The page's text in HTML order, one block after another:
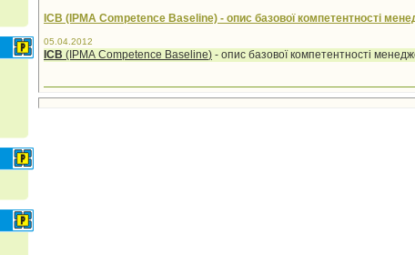
ІСВ (ІРМА Competence Baseline) - опис базової компетентності
05.04.2012
ІСВ (ІРМА Competence Baseline) - опис базової компетентності